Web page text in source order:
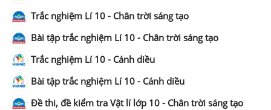
Trắc nghiệm Lí 10 - Chân trời sáng tạo
Bài tập trắc nghiệm Lí 10 - Chân trời sáng tạo
Trắc nghiệm Lí 10 - Cánh diều
Bài tập trắc nghiệm Lí 10 - Cánh diều
Đề thi, đề kiểm tra Vật lí lớp 10 - Chân trời sáng tạo